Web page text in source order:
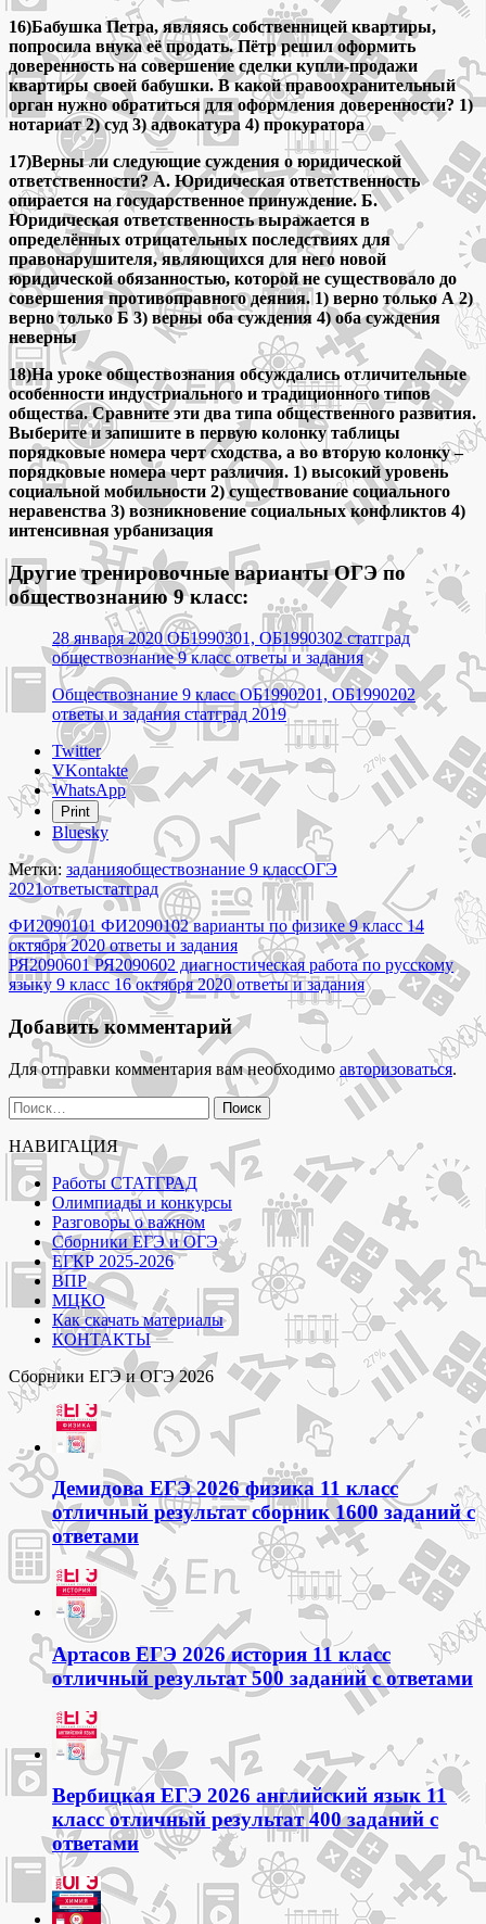
16)Бабушка Петра, являясь собственницей квартиры,
попросила внука её продать. Пётр решил оформить
доверенность на совершение сделки купли-продажи
квартиры своей бабушки. В какой правоохранительный
орган нужно обратиться для оформления доверенности? 1)
нотариат 2) суд 3) адвокатура 4) прокуратора
17)Верны ли следующие суждения о юридической
ответственности? А. Юридическая ответственность
опирается на государственное принуждение. Б.
Юридическая ответственность выражается в
определённых отрицательных последствиях для
правонарушителя, являющихся для него новой
юридической обязанностью, которой не существовало до
совершения противоправного деяния. 1) верно только А 2)
верно только Б 3) верны оба суждения 4) оба суждения
неверны
18)На уроке обществознания обсуждались отличительные
особенности индустриального и традиционного типов
общества. Сравните эти два типа общественного развития.
Выберите и запишите в первую колонку таблицы
порядковые номера черт сходства, а во вторую колонку –
порядковые номера черт различия. 1) высокий уровень
социальной мобильности 2) существование социального
неравенства 3) возникновение социальных конфликтов 4)
интенсивная урбанизация
Другие тренировочные варианты ОГЭ по
обществознанию 9 класс:
28 января 2020 ОБ1990301, ОБ1990302 статград
обществознание 9 класс ответы и задания
Обществознание 9 класс ОБ1990201, ОБ1990202
ответы и задания статград 2019
Share
post
"ОБ2090101
ОБ2090102
ОБ2090103
ОБ2090104
варианты
по
обществознанию
9
класс
21
2020
ответы
и
задания"
Twitter
VKontakte
WhatsApp
Print
Bluesky
Метки: заданияобществознание 9 классОГЭ
2021ответыстатград
Навигация
по
записям
ФИ2090101 ФИ2090102 варианты по физике 9 класс 14
октября 2020 ответы и задания
РЯ2090601 РЯ2090602 диагностическая работа по русскому
языку 9 класс 16 октября 2020 ответы и задания
Добавить комментарий
Для отправки комментария вам необходимо авторизоваться.
Найти:
НАВИГАЦИЯ
Работы СТАТГРАД
Олимпиады и конкурсы
Разговоры о важном
Сборники ЕГЭ и ОГЭ
ЕГКР 2025-2026
ВПР
МЦКО
Как скачать материалы
КОНТАКТЫ
Сборники ЕГЭ и ОГЭ 2026
Демидова ЕГЭ 2026 физика 11 класс
отличный результат сборник 1600 заданий с
ответами
Артасов ЕГЭ 2026 история 11 класс
отличный результат 500 заданий с ответами
Вербицкая ЕГЭ 2026 английский язык 11
класс отличный результат 400 заданий с
ответами